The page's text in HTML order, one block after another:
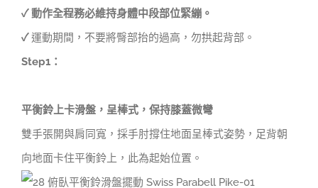
✓ 動作全程務必維持身體中段部位緊繃。
✓運動期間，不要將臀部抬的過高，勿拱起背部。
Step1 ：
平衡鈴上卡滑盤， 呈棒式，保持膝蓋微彎
雙手張開與肩同寬，採手肘撐住地面呈棒式姿勢，足背朝
向地面卡住平衡鈴上，此為起始位置。